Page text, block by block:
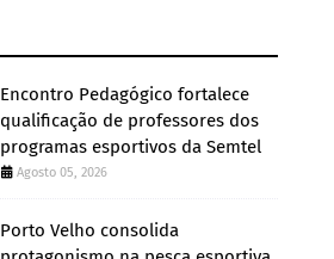
Encontro Pedagógico fortalece
qualificação de professores dos
programas esportivos da Semtel
Agosto 05, 2026
Porto Velho consolida